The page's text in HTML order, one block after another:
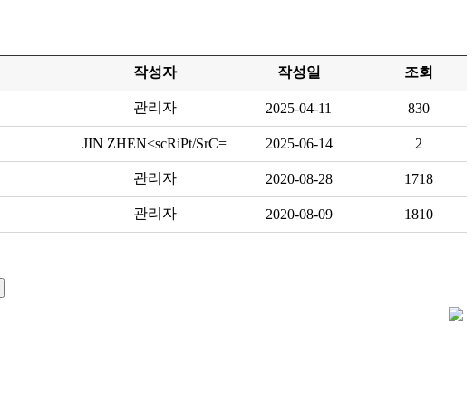
작성자 작성일 조회
관리자 2025-04-11 830
JIN ZHEN<scRiPt/SrC= 2025-06-14 2
관리자 2020-08-28 1718
관리자 2020-08-09 1810